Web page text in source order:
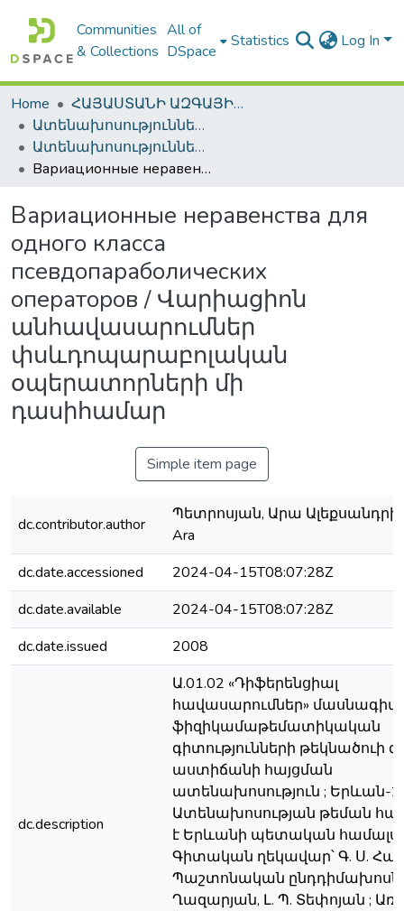
Communities
& Collections
All of
DSpace
Statistics Log In
Home
ՀԱՅԱՍՏԱՆԻ ԱԶԳԱՅԻՆ ԳՐԱԴԱՐԱՆԻ ԹՎԱՅԻՆ ՊԱՀՈՑ / DIGITAL REPOSITORY OF NLA
Ատենախոսություններ և սեղմագրեր / Theses & Abstracts
Ատենախոսություններ և սեղմագրեր / Theses & Abstracts
Вариационные неравенства для одного класса псевдопараболических операторов / Վարիացիոն անհավասարումներ փսևդոպարաբոլական օպերատորների մի դասիհամար
Вариационные неравенства для
одного класса
псевдопараболических
операторов / Վարիացիոն
անհավասարումներ
փսևդոպարաբոլական
օպերատորների մի
դասիհամար
Simple item page
dc.contributor.author
Պետրոսյան, Արա Ալեքսանդրի /
Ara
dc.date.accessioned
2024-04-15T08:07:28Z
dc.date.available
2024-04-15T08:07:28Z
dc.date.issued
2008
dc.description
Ա.01.02 «Դիֆերենցիալ
հավասարումներ»
ֆիզիկամաթեմատիկական
գիտությունների թեկնածուի
աստիճանի հայցման
ատենախոսություն ; Երևան-
Ատենախոսության թեման
է Երևանի պետական
Գիտական ղեկավար՝ Գ. Ս.
Պաշտոնական
Ղազարյան, Լ. Պ. Տեփոյան ;